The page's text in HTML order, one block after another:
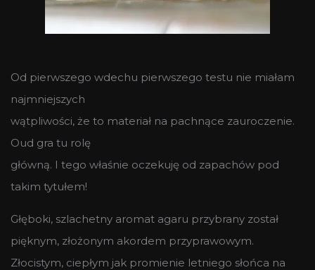
Od pierwszego wdechu pierwszego testu nie miałam
najmniejszych
wątpliwości, że to materiał na pachnące zauroczenie.
Oud gra tu rolę
główną. I tego właśnie oczekuję od zapachów pod
takim tytułem!
Głęboki, szlachetny aromat agaru przybrany został
pięknym, złożonym akordem przyprawowym.
Złocistym, ciepłym jak promienie letniego słońca na